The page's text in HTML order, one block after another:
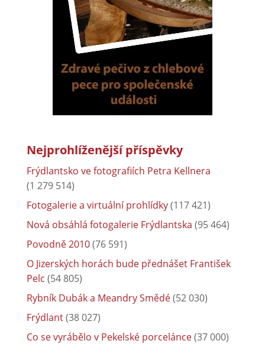
Nejprohlíženější příspěvky
Frýdlantsko ve fotografiích Petra Kellnera
(1 279 514)
Fotogalerie a virtuální prohlídky(117 421)
Nová obsáhlá fotogalerie Frýdlantska (95 464)
Povodně 2010(76 591)
O Jizerských horách bude přednášet František
Pelc (54 805)
Rybník Dubák a Meandry Smědé(52 030)
Frýdlant(38 027)
Co se vyrábělo v Pekelské porcelánce(37 000)